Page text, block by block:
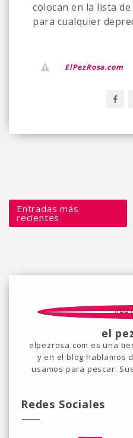
colocan en la lista
para cualquier
ElPezRosa.com
Entradas más
recientes
el
elpezrosa.com es una
y en el blog hablamos
usamos para pescar.
Redes Sociales